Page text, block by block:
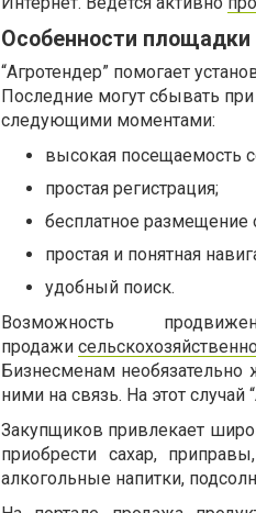
Особенности площадки
“Агротендер” помогает
Последние могут сбывать
следующими моментами:
высокая посещаемость
простая регистрация;
бесплатное размещение
простая и понятная
удобный поиск.
Возможность
продажи
Бизнесменам
ними на связь. На этот случай
Закупщиков привлекает
приобрести сахар,
алкогольные напитки,